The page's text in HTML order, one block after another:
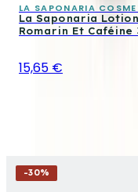
LA SAPONARIA
La Saponaria
Romarin Et Caféine
15,65 €
-30%